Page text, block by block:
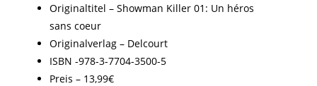
Originaltitel – Showman Killer 01: Un héros
sans coeur
Originalverlag – Delcourt
ISBN -978-3-7704-3500-5
Preis – 13,99€